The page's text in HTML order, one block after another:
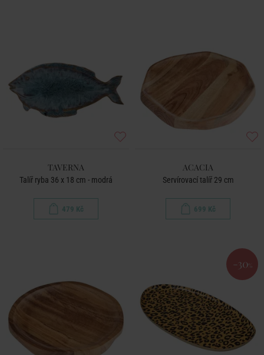
TAVERNA
Talíř ryba 36 x 18 cm - modrá
479 Kč
ACACIA
Servírovací talíř 29 cm
699 Kč
-30 %